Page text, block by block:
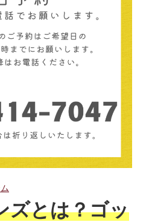
ズとは？ゴッ